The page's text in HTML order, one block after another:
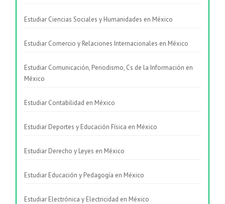
Estudiar Ciencias Sociales y Humanidades en México
Estudiar Comercio y Relaciones Internacionales en México
Estudiar Comunicación, Periodismo, Cs de la Información en
México
Estudiar Contabilidad en México
Estudiar Deportes y Educación Física en México
Estudiar Derecho y Leyes en México
Estudiar Educación y Pedagogía en México
Estudiar Electrónica y Electricidad en México